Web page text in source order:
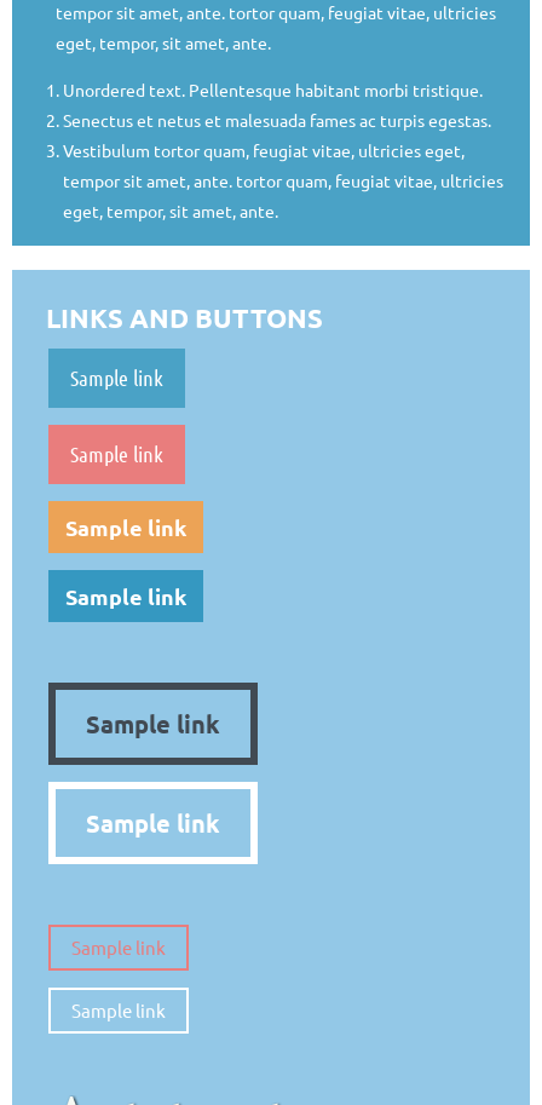
tempor sit amet, ante. tortor quam, feugiat vitae, ultricies
eget, tempor, sit amet, ante.
Unordered text. Pellentesque habitant morbi tristique.
Senectus et netus et malesuada fames ac turpis egestas.
Vestibulum tortor quam, feugiat vitae, ultricies eget,
tempor sit amet, ante. tortor quam, feugiat vitae, ultricies
eget, tempor, sit amet, ante.
LINKS AND BUTTONS
Sample link
Sample link
Sample link
Sample link
Sample link
Sample link
Sample link
Sample link